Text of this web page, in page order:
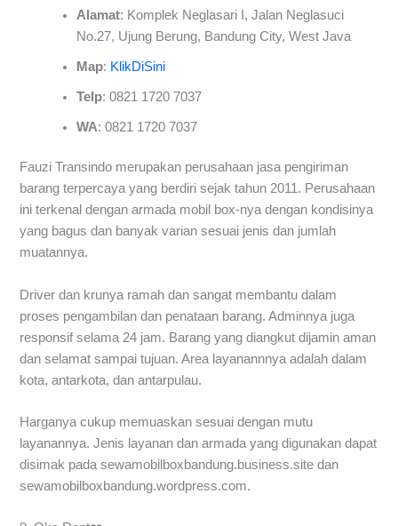
Alamat: Komplek Neglasari I, Jalan Neglasuci
No.27, Ujung Berung, Bandung City, West Java
Map: KlikDiSini
Telp: 0821 1720 7037
WA: 0821 1720 7037
Fauzi Transindo merupakan perusahaan jasa pengiriman
barang terpercaya yang berdiri sejak tahun 2011. Perusahaan
ini terkenal dengan armada mobil box-nya dengan kondisinya
yang bagus dan banyak varian sesuai jenis dan jumlah
muatannya.
Driver dan krunya ramah dan sangat membantu dalam
proses pengambilan dan penataan barang. Adminnya juga
responsif selama 24 jam. Barang yang diangkut dijamin aman
dan selamat sampai tujuan. Area layanannnya adalah dalam
kota, antarkota, dan antarpulau.
Harganya cukup memuaskan sesuai dengan mutu
layanannya. Jenis layanan dan armada yang digunakan dapat
disimak pada sewamobilboxbandung.business.site dan
sewamobilboxbandung.wordpress.com.